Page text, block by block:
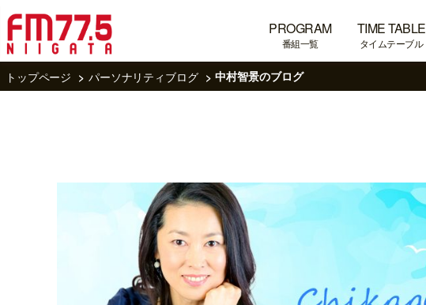
PROGRAM
番組一覧
TIME TABLE
タイムテーブル
トップページ
パーソナリティブログ 中村智景のブログ